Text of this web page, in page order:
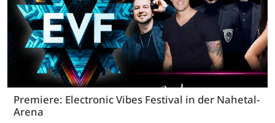
Premiere: Electronic Vibes Festival in der Nahetal-
Arena